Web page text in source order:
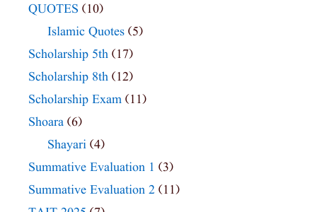
QUOTES (10)
Islamic Quotes (5)
Scholarship 5th (17)
Scholarship 8th (12)
Scholarship Exam (11)
Shoara (6)
Shayari (4)
Summative Evaluation 1 (3)
Summative Evaluation 2 (11)